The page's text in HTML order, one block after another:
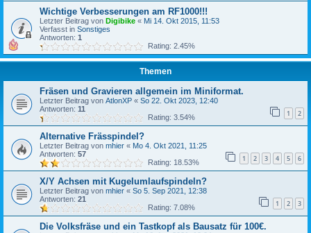
Wichtige Verbesserungen am RF1000!!!
Letzter Beitrag von Digibike « Mi 14. Okt 2015, 11:53
Verfasst in Sonstiges
Antworten: 1
Rating: 2.45%
Themen
Fräsen und Gravieren allgemein im Miniformat.
Letzter Beitrag von AtlonXP « So 22. Okt 2023, 12:40
Antworten: 11 1 2
Rating: 3.54%
Alternative Frässpindel?
Letzter Beitrag von mhier « Mo 4. Okt 2021, 11:25
Antworten: 57 1 2 3 4 5 6
Rating: 18.53%
X/Y Achsen mit Kugelumlaufspindeln?
Letzter Beitrag von mhier « So 5. Sep 2021, 12:38
Antworten: 21 1 2 3
Rating: 7.08%
Die Volksfräse und ein Tastkopf als Bausatz für 100€.